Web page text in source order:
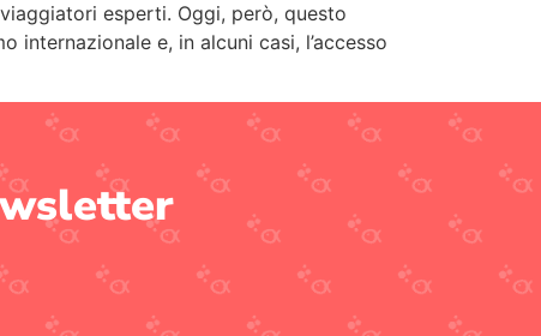
esperti. Oggi, però, questo
internazionale e, in alcuni casi, l’accesso